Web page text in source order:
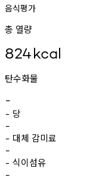
음식평가
총 열량
824kcal
탄수화물
-
- 당
-
- 대체 감미료
-
- 식이섬유
-